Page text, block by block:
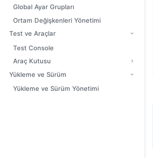
Global Ayar Grupları
Ortam Değişkenleri Yönetimi
Test ve Araçlar
Test Console
Araç Kutusu
Yükleme ve Sürüm
Yükleme ve Sürüm Yönetimi